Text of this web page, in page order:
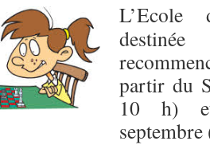
L’Ecole
partir du
10 h)